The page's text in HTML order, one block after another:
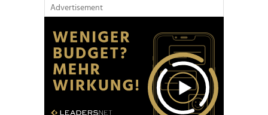
Advertisement